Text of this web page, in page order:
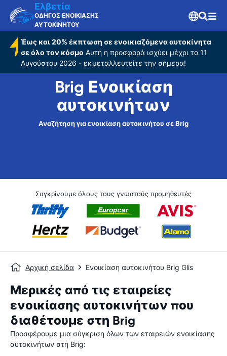
Ελβετία
ΟΔΗΓΟΣ ΕΝΟΙΚΙΑΣΗΣ
ΑΥΤΟΚΙΝΗΤΟΥ
Έως και 20% έκπτωση σε ενοικιαζόμενα αυτοκίνητα
σε όλο τον κόσμο Αυτή η προσφορά ισχύει μέχρι το 11
Αυγούστου 2026 - εκμεταλλευτείτε την σήμερα!
Brig Ενοικίαση
αυτοκινήτων
Αναζήτηση για ενοικίαση αυτοκινήτου σε Brig
Συγκρίνουμε όλους τους γνωστούς προμηθευτές
Αρχική σελίδα Ενοικίαση αυτοκινήτου Brig Glis
Μερικές από τις εταιρείες
ενοικίασης αυτοκινήτων που
διαθέτουμε στη Brig
Προσφέρουμε μια σύγκριση όλων των εταιρειών ενοικίασης
αυτοκινήτων στη Brig: